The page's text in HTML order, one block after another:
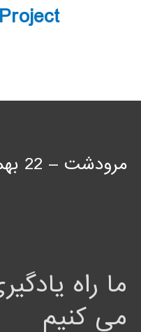
مرودشت – 22 بهمن شمالی
ما راه
می کنیم